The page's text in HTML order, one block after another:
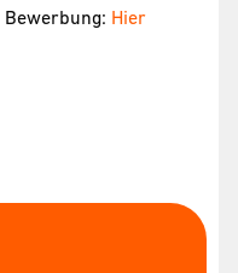
Hier